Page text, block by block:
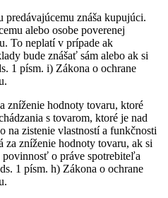
znáša kupujúci.
alebo osobe poverenej
To neplatí v prípade ak
bude znášať sám alebo ak si
1 písm. i) Zákona o ochrane
zníženie hodnoty tovaru, ktoré
s tovarom, ktoré je nad
na zistenie vlastností a funkčnosti
za zníženie hodnoty tovaru, ak si
o práve spotrebiteľa
1 písm. h) Zákona o ochrane